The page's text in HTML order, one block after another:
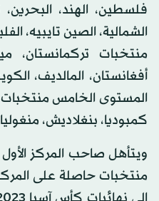
فلسطين، الهند، البحرين،
الشمالية، الصين تايبيه،
منتخبات تركمانستان،
أفغانستان، المالديف،
المستوى الخامس منتخبات
كمبوديا، بنغلاديش،